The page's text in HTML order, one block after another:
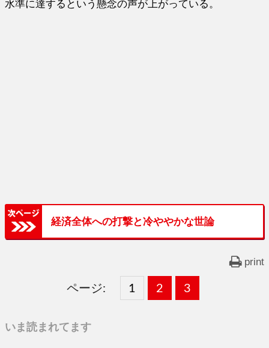
水準に達するという懸念の声が上がっている。
経済全体への打撃と冷ややかな世論
print
ページ:
固
1 ,
固
2 ,
固
3
いま読まれてます